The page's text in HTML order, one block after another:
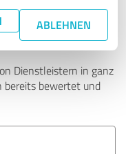
ABLEHNEN
finden - mit
Dienstleistern in ganz
bereits bewertet und